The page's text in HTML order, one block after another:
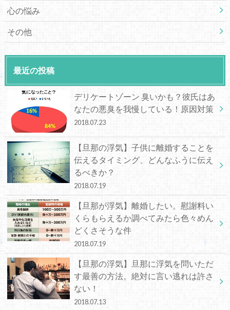
心の悩み
その他
最近の投稿
デリケートゾーン 臭いかも？彼氏はあ
なたの悪臭を我慢している！原因対策
2018.07.23
【旦那の浮気】子供に離婚することを
伝えるタイミング、どんなふうに伝え
るべきか？
2018.07.19
【旦那が浮気】離婚したい。慰謝料い
くらもらえるか調べてみたら色々めん
どくさそうな件
2018.07.19
【旦那の浮気】旦那に浮気を問いただ
す最善の方法。絶対に言い逃れは許さ
ない！
2018.07.13